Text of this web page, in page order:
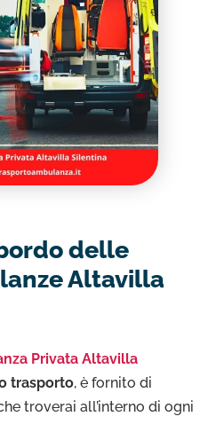
delle
Altavilla
Privata Altavilla
trasporto, è fornito di
troverai all’interno di ogni